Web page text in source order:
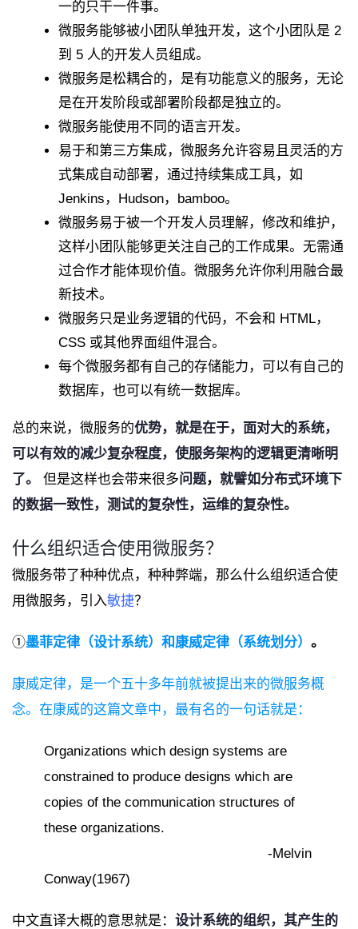
一的只干一件事。
微服务能够被小团队单独开发，这个小团队是 2
到 5 人的开发人员组成。
微服务是松耦合的，是有功能意义的服务，无论
是在开发阶段或部署阶段都是独立的。
微服务能使用不同的语言开发。
易于和第三方集成，微服务允许容易且灵活的方
式集成自动部署，通过持续集成工具，如
Jenkins，Hudson，bamboo。
微服务易于被一个开发人员理解，修改和维护，
这样小团队能够更关注自己的工作成果。无需通
过合作才能体现价值。微服务允许你利用融合最
新技术。
微服务只是业务逻辑的代码，不会和 HTML，
CSS 或其他界面组件混合。
每个微服务都有自己的存储能力，可以有自己的
数据库，也可以有统一数据库。
总的来说， 微服务的优势，就是在于，面对大的系统，
可以有效的减少复杂程度，使服务架构的逻辑更清晰明
了。 但是这样也会带来很多问题， 就譬如分布式环境下
的数据一致性，测试的复杂性，运维的复杂性。
什么组织适合使用微服务？
微服务带了种种优点，种种弊端，那么什么组织适合使
用微服务，引入敏捷？
①墨菲定律（设计系统）和康威定律（系统划分） 。
康威定律，是一个五十多年前就被提出来的微服务概
念。在康威的这篇文章中，最有名的一句话就是：
Organizations which design systems are
constrained to produce designs which are
copies of the communication structures of
these organizations.
-Melvin
Conway(1967)
中文直译大概的意思就是： 设计系统的组织，其产生的